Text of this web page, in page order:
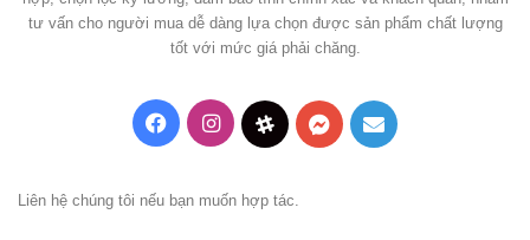
tư vấn cho người mua dễ dàng lựa chọn được sản phẩm chất lượng
tốt với mức giá phải chăng.
FacebookInstagramThreadsMessenger
Mail
Liên hệ chúng tôi nếu bạn muốn hợp tác.